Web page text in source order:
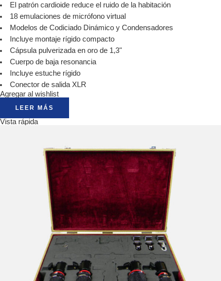
El patrón cardioide reduce el ruido de la habitación
18 emulaciones de micrófono virtual
Modelos de Codiciado Dinámico y Condensadores
Incluye montaje rígido compacto
Cápsula pulverizada en oro de 1,3"
Cuerpo de baja resonancia
Incluye estuche rígido
Conector de salida XLR
Agregar al wishlist
LEER MÁS
Vista rápida